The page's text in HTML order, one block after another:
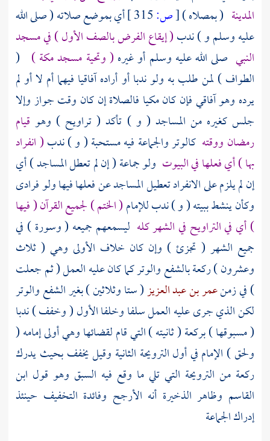
المدينة ( بمصلاه )[ص:
أي بموضع صلاته ( صلى الله
عليه وسلم و ) ندب( إيقاع الفرض بالصف الأول ) في مسجد
النبي صلى الله عليه وسلم أو غيره ( وتحية مسجد مكة)
(
الطواف ) لمن طلب به ولو ندبا أو أراده آفاقيا فيهما أم لا أو لم
يرده وهو آفاقي فإن كان مكيا فالصلاة إن كان وقت جواز وإلا
جلس كغيره من المساجد ( و ) تأكد ( تراويح ) وهو قيام
رمضان ووقته كالوتر والجماعة فيه مستحبة ( و ) ندب( انفراد
بها ) أي فعلها في البيوت ولو جماعة ( إن لم تعطل المساجد ) أي
إن لم يلزم على الانفراد تعطيل المساجد عن فعلها فيها ولو فرادى
وكأن ينشط ببيته ( و ) ندب للإمام( الختم ) لجميع القرآن ( فيها
) أي في التراويح في الشهر كله ليسمعهم جميعه ( وسورة ) في
جميع الشهر ( تجزئ ) وإن كان خلاف الأولى وهي ( ثلاث
وعشرون ) ركعة بالشفع والوتر كما كان عليه العمل ( ثم جعلت
) في زمنعمر بن عبد العزيز( ستا وثلاثين ) بغير الشفع والوتر
لكن الذي جرى عليه العمل سلفا وخلفا الأول ( وخفف ) ندبا
( مسبوقها ) بركعة ( ثانيته ) التي قام لقضائها وهي أولى إمامه (
ولحق ) الإمام في أول الترويحة الثانية وقيل يخفف بحيث يدرك
ركعة من الترويحة التي تلي ما وقع فيه السبق وهو قول ابن
القاسم وظاهر الذخيرة أنه الأرجح وفائدة التخفيف حينئذ
إدراك الجماعة